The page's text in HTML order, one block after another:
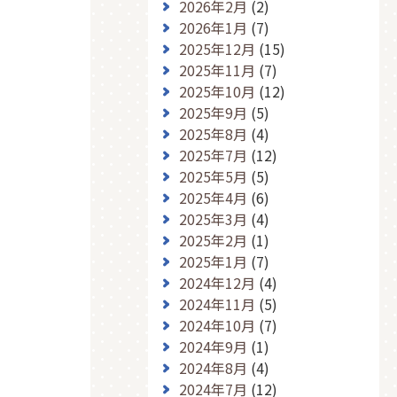
2026年2月 (2)
2026年1月 (7)
2025年12月 (15)
2025年11月 (7)
2025年10月 (12)
2025年9月 (5)
2025年8月 (4)
2025年7月 (12)
2025年5月 (5)
2025年4月 (6)
2025年3月 (4)
2025年2月 (1)
2025年1月 (7)
2024年12月 (4)
2024年11月 (5)
2024年10月 (7)
2024年9月 (1)
2024年8月 (4)
2024年7月 (12)